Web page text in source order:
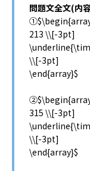
問題文全文(内
213 \\[-3pt]
\\[-3pt]
\end{array}$
315 \\[-3pt]
\\[-3pt]
\end{array}$